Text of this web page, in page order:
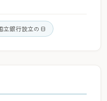
立銀行設立の日